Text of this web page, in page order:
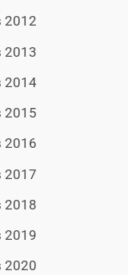
2012
2013
2014
2015
2016
2017
2018
2019
2020